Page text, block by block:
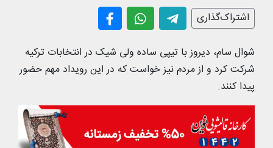
اشتراک‌گذاری
شوال سام، دیروز با تیپی ساده ولی شیک در انتخابات ترکیه
شرکت کرد و از مردم نیز خواست که در این رویداد مهم حضور
پیدا کنند.